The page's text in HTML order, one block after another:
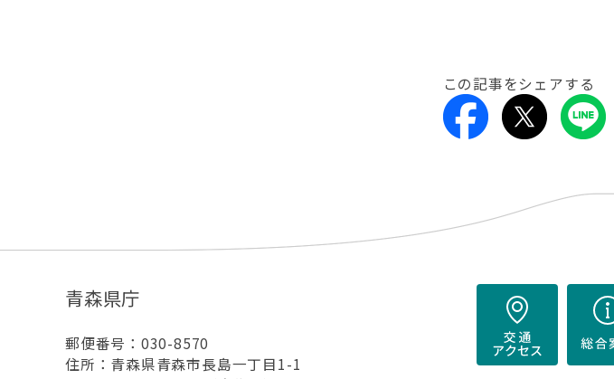
この記事をシェアする
青森県庁
郵便番号：030-8570
住所：青森県青森市長島一丁目1-1